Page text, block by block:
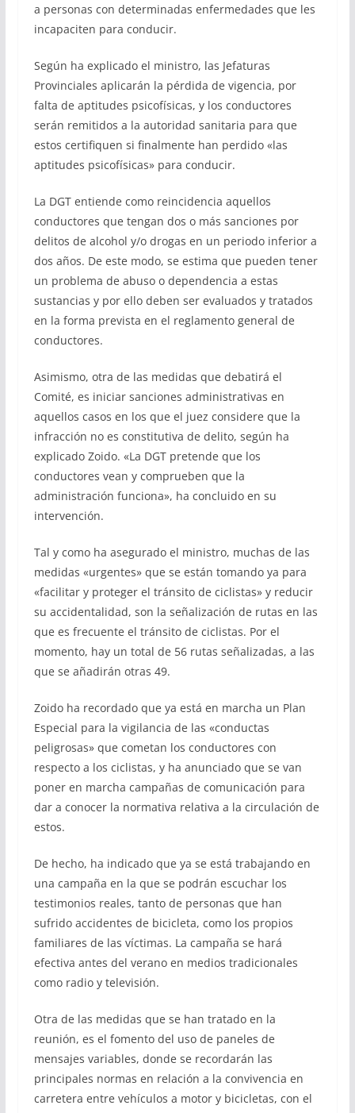
a personas con determinadas enfermedades que les
incapaciten para conducir.
Según ha explicado el ministro, las Jefaturas
Provinciales aplicarán la pérdida de vigencia, por
falta de aptitudes psicofísicas, y los conductores
serán remitidos a la autoridad sanitaria para que
estos certifiquen si finalmente han perdido «las
aptitudes psicofísicas» para conducir.
La DGT entiende como reincidencia aquellos
conductores que tengan dos o más sanciones por
delitos de alcohol y/o drogas en un periodo inferior a
dos años. De este modo, se estima que pueden tener
un problema de abuso o dependencia a estas
sustancias y por ello deben ser evaluados y tratados
en la forma prevista en el reglamento general de
conductores.
Asimismo, otra de las medidas que debatirá el
Comité, es iniciar sanciones administrativas en
aquellos casos en los que el juez considere que la
infracción no es constitutiva de delito, según ha
explicado Zoido. «La DGT pretende que los
conductores vean y comprueben que la
administración funciona», ha concluido en su
intervención.
Tal y como ha asegurado el ministro, muchas de las
medidas «urgentes» que se están tomando ya para
«facilitar y proteger el tránsito de ciclistas» y reducir
su accidentalidad, son la señalización de rutas en las
que es frecuente el tránsito de ciclistas. Por el
momento, hay un total de 56 rutas señalizadas, a las
que se añadirán otras 49.
Zoido ha recordado que ya está en marcha un Plan
Especial para la vigilancia de las «conductas
peligrosas» que cometan los conductores con
respecto a los ciclistas, y ha anunciado que se van
poner en marcha campañas de comunicación para
dar a conocer la normativa relativa a la circulación de
estos.
De hecho, ha indicado que ya se está trabajando en
una campaña en la que se podrán escuchar los
testimonios reales, tanto de personas que han
sufrido accidentes de bicicleta, como los propios
familiares de las víctimas. La campaña se hará
efectiva antes del verano en medios tradicionales
como radio y televisión.
Otra de las medidas que se han tratado en la
reunión, es el fomento del uso de paneles de
mensajes variables, donde se recordarán las
principales normas en relación a la convivencia en
carretera entre vehículos a motor y bicicletas, con el